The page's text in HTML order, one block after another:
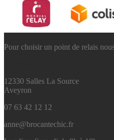
Pour choisir un point de relais
12330 Salles La Source
Aveyron
07 63 42 12 12
anne@brocantechic.fr